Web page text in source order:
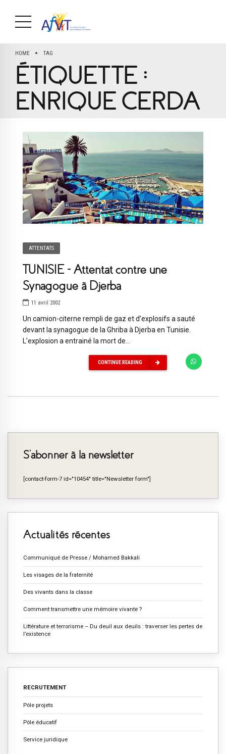
HOME TAG
ÉTIQUETTE :
ENRIQUE CERDA
ATTENTATS
TUNISIE – Attentat contre une
Synagogue à Djerba
11 avril 2002
Un camion-citerne rempli de gaz et d’explosifs a sauté
devant la synagogue de la Ghriba à Djerba en Tunisie.
L’explosion a entrainé la mort de...
CONTINUE READING
S’abonner à la newsletter
[contact-form-7 id="10454" title="Newsletter form"]
Actualités récentes
Communiqué de Presse / Mohamed Bakkali
Les visages de la fraternité
Des vivants dans la classe
Comment transmettre une mémoire vivante ?
Littérature et terrorisme – Du deuil aux deuils : traverser les pertes de
l’existence
RECRUTEMENT
Pôle projets
Pôle éducatif
Service juridique